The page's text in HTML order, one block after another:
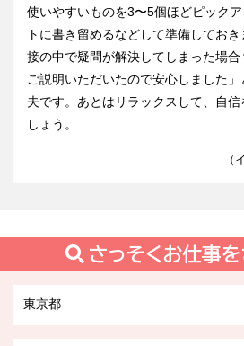
使いやすいものを3〜5個ほどピック
トに書き留めるなどして準備してお
接の中で疑問が解決してしまった場
ご説明いただいたので安心しました
夫です。あとはリラックスして、自
しょう。
（
さっそくお仕事を